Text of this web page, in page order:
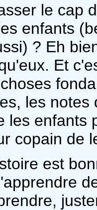
le cap
enfants
? Eh
Et
les
les enfants
copain de
est